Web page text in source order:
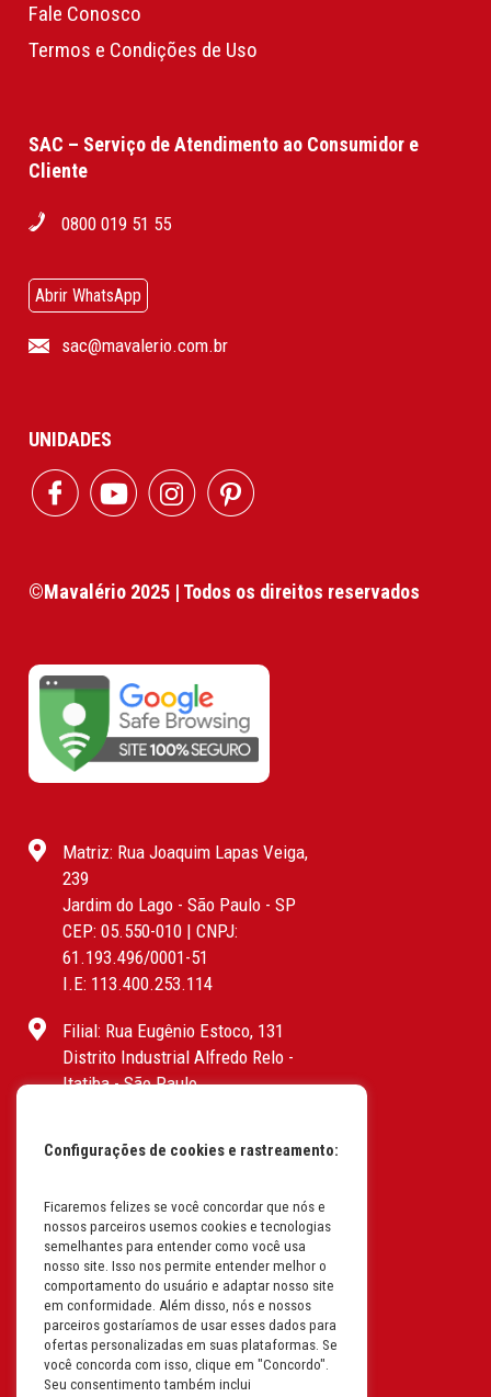
Fale Conosco
Termos e Condições de Uso
SAC – Serviço de Atendimento ao Consumidor e
Cliente
0800 019 51 55
Abrir WhatsApp
sac@mavalerio.com.br
UNIDADES
©Mavalério 2025 | Todos os direitos reservados
Matriz: Rua Joaquim Lapas Veiga,
239
Jardim do Lago - São Paulo - SP
CEP: 05.550-010 | CNPJ:
61.193.496/0001-51
I.E: 113.400.253.114
Filial: Rua Eugênio Estoco, 131
Distrito Industrial Alfredo Relo -
Itatiba - São Paulo
I.E: 382.096.357.1147
Filial: Av. Odila Chaves Rodrigues,
1277
Parque industrial RM - Condomínio
Therapark - Jundiaí - São Paulo
CEP: 13.213-087 | CNPJ:
61.193.496/0018-08
I.E: 407.642.800.114
Configurações de cookies e rastreamento:
Ficaremos felizes se você concordar que nós e
nossos parceiros usemos cookies e tecnologias
semelhantes para entender como você usa
nosso site. Isso nos permite entender melhor o
comportamento do usuário e adaptar nosso site
em conformidade. Além disso, nós e nossos
parceiros gostaríamos de usar esses dados para
ofertas personalizadas em suas plataformas. Se
você concorda com isso, clique em "Concordo".
Seu consentimento também inclui